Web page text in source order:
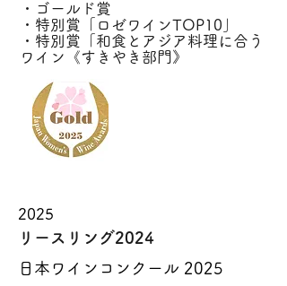
・ゴールド賞
・特別賞「ロゼワインTOP10」
・特別賞「和食とアジア料理に合う
ワイン《すきやき部門》
2025
リースリング2024
日本ワインコンクール 2025